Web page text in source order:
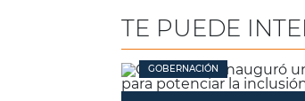
TE PUEDE
GOBERNACIÓN